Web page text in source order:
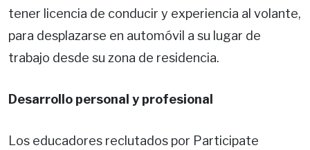
tener licencia de conducir y experiencia al volante,
para desplazarse en automóvil a su lugar de
trabajo desde su zona de residencia.
Desarrollo personal y profesional
Los educadores reclutados por Participate